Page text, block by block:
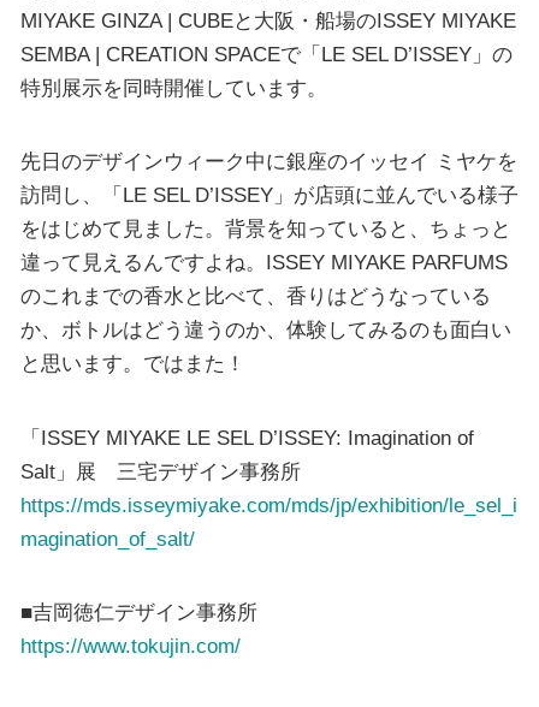
MIYAKE GINZA | CUBEと大阪・船場のISSEY MIYAKE
SEMBA | CREATION SPACEで「LE SEL D’ISSEY」の
特別展示を同時開催しています。
先日のデザインウィーク中に銀座のイッセイ ミヤケを
訪問し、「LE SEL D’ISSEY」が店頭に並んでいる様子
をはじめて見ました。背景を知っていると、ちょっと
違って見えるんですよね。ISSEY MIYAKE PARFUMS
のこれまでの香水と比べて、香りはどうなっている
か、ボトルはどう違うのか、体験してみるのも面白い
と思います。ではまた！
「ISSEY MIYAKE LE SEL D’ISSEY: Imagination of
Salt」展 三宅デザイン事務所
https://mds.isseymiyake.com/mds/jp/exhibition/le_sel_i
magination_of_salt/
■吉岡徳仁デザイン事務所
https://www.tokujin.com/